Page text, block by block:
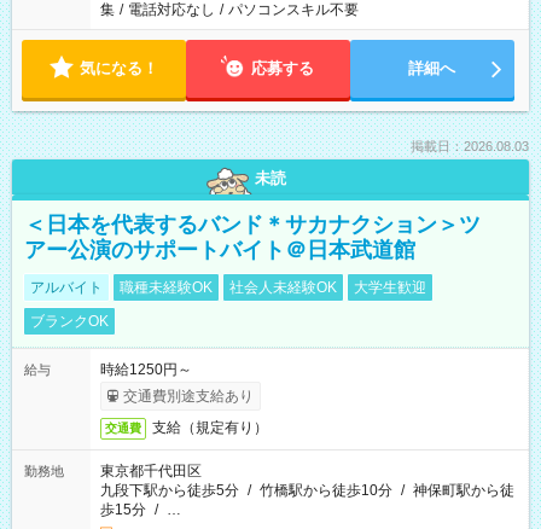
集 / 電話対応なし / パソコンスキル不要
気になる！ 応募する 詳細へ
掲載日：2026.08.03
未読
＜日本を代表するバンド＊サカナクション＞ツ
アー公演のサポートバイト＠日本武道館
アルバイト 職種未経験OK 社会人未経験OK
大学生歓迎
ブランクOK
給与
時給1250円～
交通費別途支給あり
交通費 支給（規定有り）
勤務地
東京都千代田区
九段下駅から徒歩5分 / 竹橋駅から徒歩10分 / 神保町駅から徒
歩15分 / …